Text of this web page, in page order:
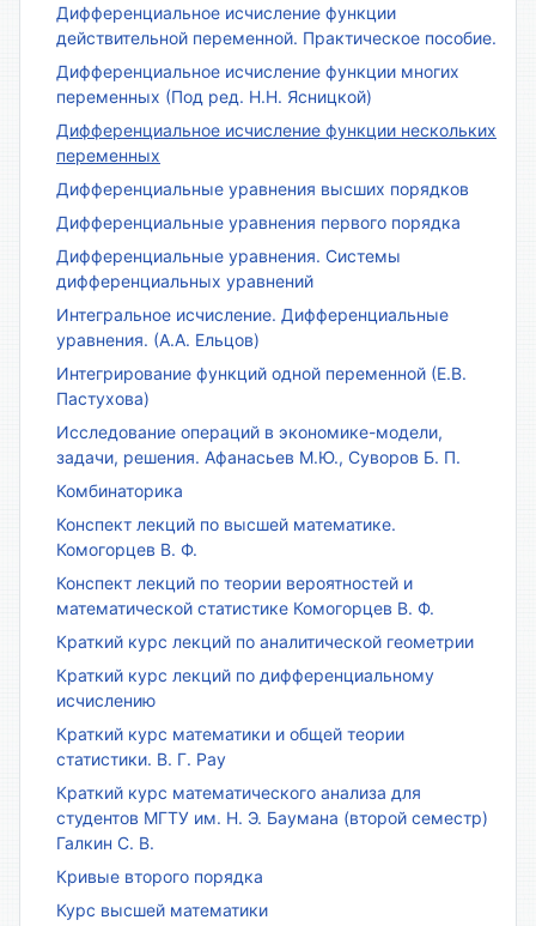
Дифференциальное исчисление функции
действительной переменной. Практическое пособие.
Дифференциальное исчисление функции многих
переменных (Под ред. Н.Н. Ясницкой)
Дифференциальное исчисление функции нескольких
переменных
Дифференциальные уравнения высших порядков
Дифференциальные уравнения первого порядка
Дифференциальные уравнения. Системы
дифференциальных уравнений
Интегральное исчисление. Дифференциальные
уравнения. (А.А. Ельцов)
Интегрирование функций одной переменной (Е.В.
Пастухова)
Исследование операций в экономике-модели,
задачи, решения. Афанасьев М.Ю., Суворов Б. П.
Комбинаторика
Конспект лекций по высшей математике.
Комогорцев В. Ф.
Конспект лекций по теории вероятностей и
математической статистике Комогорцев В. Ф.
Краткий курс лекций по аналитической геометрии
Краткий курс лекций по дифференциальному
исчислению
Краткий курс математики и общей теории
статистики. В. Г. Рау
Краткий курс математического анализа для
студентов МГТУ им. Н. Э. Баумана (второй семестр)
Галкин С. В.
Кривые второго порядка
Курс высшей математики